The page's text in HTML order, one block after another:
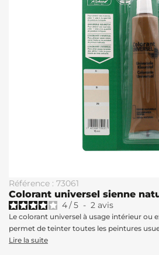
Référence : 73061
Colorant universel sienne
4/5 - 2 avis
Le colorant universel à usage intérieur ou
permet de teinter toutes les peintures
Lire la suite